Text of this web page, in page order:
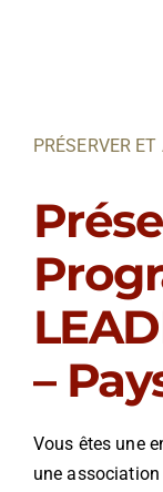
PRÉSERVER
–
Vous êtes une
une